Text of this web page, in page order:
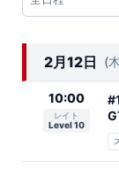
2月12日 (
10:00
レイト
Level 10